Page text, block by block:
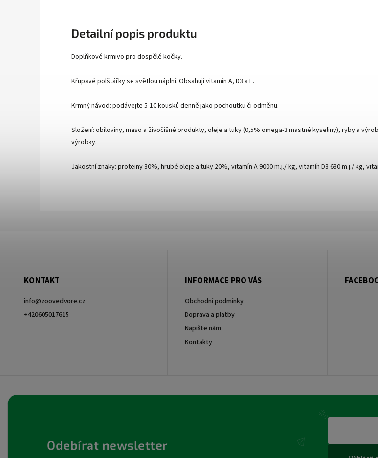
Detailní popis produktu
Doplňkové krmivo pro dospělé kočky.
Křupavé polštářky se světlou náplní. Obsahují vitamín A, D3 a E.
Krmný návod: podávejte 5-10 kousků denně jako pochoutku či odměnu.
Složení: obiloviny, maso a živočišné produkty, oleje a tuky (0,5% omega-3 mastné kyseliny), ryby a
výrobky.
Jakostní znaky: proteiny 30%, hrubé oleje a tuky 20%, vitamín A 9000 m.j./ kg, vitamín D3 630 m.j./ kg,
KONTAKT
info@zoovedvore.cz
+420605017615
INFORMACE PRO VÁS
Obchodní podmínky
Doprava a platby
Napište nám
Kontakty
Odebírat newsletter